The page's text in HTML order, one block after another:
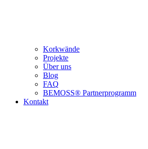
Korkwände
Projekte
Über uns
Blog
FAQ
BEMOSS® Partnerprogramm​
Kontakt